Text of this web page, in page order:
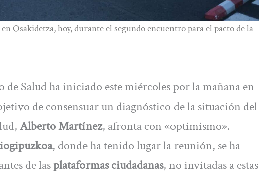
Osakidetza, hoy, durante el segundo encuentro para el pacto de la
Salud ha iniciado este miércoles por la mañana en
de consensuar un diagnóstico de la situación del
Alberto Martínez, afronta con «optimismo».
, donde ha tenido lugar la reunión, se ha
de lasplataformas ciudadanas, no invitadas a estas